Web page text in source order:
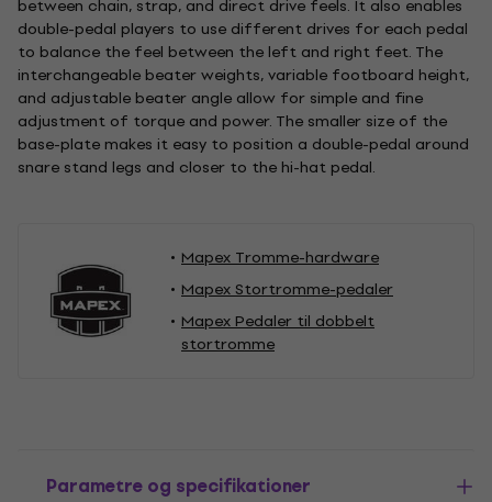
between chain, strap, and direct drive feels. It also enables
double-pedal players to use different drives for each pedal
to balance the feel between the left and right feet. The
interchangeable beater weights, variable footboard height,
and adjustable beater angle allow for simple and fine
adjustment of torque and power. The smaller size of the
base-plate makes it easy to position a double-pedal around
snare stand legs and closer to the hi-hat pedal.
Mapex Tromme-hardware
Mapex Stortromme-pedaler
Mapex Pedaler til dobbelt
stortromme
Parametre og specifikationer